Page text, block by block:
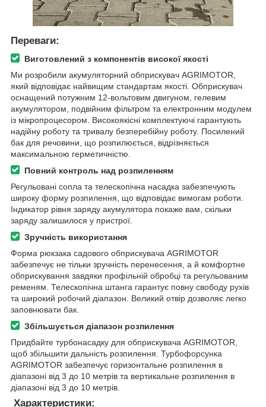
Переваги:
Виготовлений з компонентів високої якості
Ми розробили акумуляторний обприскувач AGRIMOTOR,
який відповідає найвищим стандартам якості. Обприскувач
оснащений потужним 12-вольтовим двигуном, гелевим
акумулятором, подвійним фільтром та електронним модулем
із мікропроцесором. Високоякісні комплектуючі гарантують
надійну роботу та тривалу безперебійну роботу. Посилений
бак для речовини, що розпилюється, відрізняється
максимальною герметичністю.
Повний контроль над розпиленням
Регульовані сопла та телескопічна насадка забезпечують
широку форму розпилення, що відповідає вимогам роботи.
Індикатор рівня заряду акумулятора покаже вам, скільки
заряду залишилося у пристрої.
Зручність використання
Форма рюкзака садового обприскувача AGRIMOTOR
забезпечує не тільки зручність перенесення, а й комфортне
обприскування завдяки профільній обробці та регульованим
ременям. Телескопічна штанга гарантує повну свободу рухів
та широкий робочий діапазон. Великий отвір дозволяє легко
заповнювати бак.
Збільшується діапазон розпилення
Придбайте турбонасадку для обприскувача AGRIMOTOR,
щоб збільшити дальність розпилення. Турбофорсунка
AGRIMOTOR забезпечує горизонтальне розпилення в
діапазоні від 3 до 10 метрів та вертикальне розпилення в
діапазоні від 3 до 10 метрів.
Характеристики: